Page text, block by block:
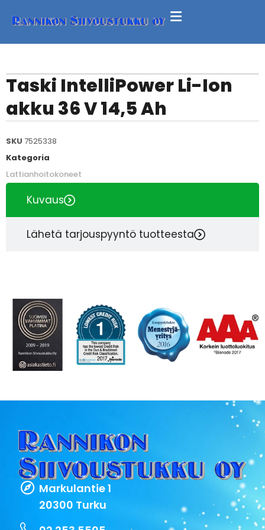
Taski IntelliPower Li-Ion
akku 36 V 14,5 Ah
SKU 7525338
Kategoria
Lattianhoitokoneet
Kuvaus
Lähetä tarjouspyyntö tuotteesta
Markulantie 1
20300 Turku